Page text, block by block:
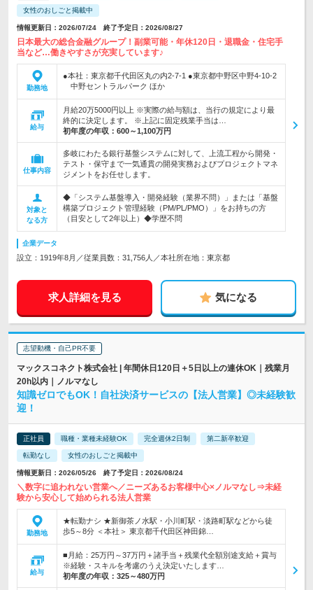
女性のおしごと掲載中
情報更新日：2026/07/24 終了予定日：2026/08/27
日本最大の総合金融グループ！副業可能・年休120日・退職金・住宅手
当など…働きやすさが充実しています♪
勤務地
●本社：東京都千代田区丸の内2-7-1 ●東京都中野区中野4-10-2
中野セントラルパーク ほか
給与
月給20万5000円以上 ※実際の給与額は、当行の規定により最
終的に決定します。 ※上記に固定残業手当は…
初年度の年収： 600～1,100万円
仕事内容
多岐にわたる銀行基盤システムに対して、上流工程から開発・
テスト・保守まで一気通貫の開発実務およびプロジェクトマネ
ジメントをお任せします。
対象と
なる方
◆「システム基盤導入・開発経験（業界不問）」または「基盤
構築プロジェクト管理経験（PM/PL/PMO）」をお持ちの方
（目安として2年以上）◆学歴不問
企業データ
設立：1919年8月／従業員数：31,756人／本社所在地：東京都
求人詳細を見る 気になる
志望動機・自己PR不要
マックスコネクト株式会社 | 年間休日120日＋5日以上の連休OK｜残業月
20h以内｜ノルマなし
知識ゼロでもOK！自社決済サービスの【法人営業】◎未経験歓
迎！
正社員 職種・業種未経験OK 完全週休2日制 第二新卒歓迎
転勤なし 女性のおしごと掲載中
情報更新日：2026/05/26 終了予定日：2026/08/24
＼数字に追われない営業へ／ニーズあるお客様中心×ノルマなし⇒未経
験から安心して始められる法人営業
勤務地
★転勤ナシ ★新御茶ノ水駅・小川町駅・淡路町駅などから徒
歩5～8分 ＜本社＞ 東京都千代田区神田錦…
給与
■月給：25万円～37万円＋諸手当＋残業代全額別途支給＋賞与
※経験・スキルを考慮のうえ決定いたします…
初年度の年収： 325～480万円